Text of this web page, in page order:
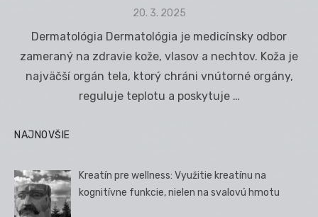
Posted
20. 3. 2025
Dermatológia Dermatológia je medicínsky odbor
zameraný na zdravie kože, vlasov a nechtov. Koža je
najväčší orgán tela, ktorý chráni vnútorné orgány,
reguluje teplotu a poskytuje …
NAJNOVŠIE
Kreatín pre wellness: Využitie kreatínu na
kognitívne funkcie, nielen na svalovú hmotu